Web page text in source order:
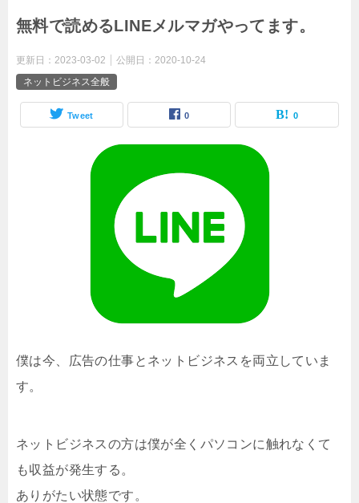
無料で読めるLINEメルマガやってます。
更新日： 2023-03-02 公開日： 2020-10-24
ネットビジネス全般
Tweet 0 0
僕は今、広告の仕事とネットビジネスを両立していま
す。
ネットビジネスの方は僕が全くパソコンに触れなくて
も収益が発生する。
ありがたい状態です。